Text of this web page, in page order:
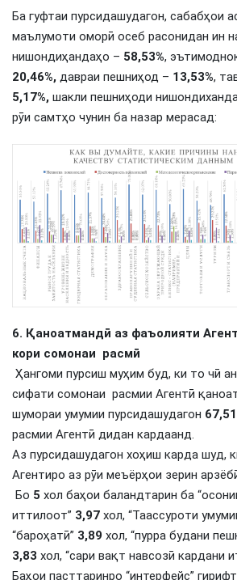
Ба гуфтаи пурсидашудагон, сабабҳои
маълумоти оморӣ осеб расонидан ин
нишондиҳандаҳо – 58,53%,
20,46%, давраи пешниҳод – 13,53%,
5,17%, шакли пешниҳоди
рӯи самтҳо чунин ба назар мерасад:
6. Қаноатмандӣ аз фаъолияти
кори сомонаи расмӣ
Ҳангоми пурсиш муҳим буд, ки то чӣ
сифати сомонаи расмии Агентӣ
шумораи умумии пурсидашудагон
расмии Агентӣ дидан кардаанд.
Аз пурсидашудагон хоҳиш карда шуд,
Агентиро аз рӯи меъёрҳои зерин
Бо 5 хол баҳои баландтарин ба
иттилоот” 3,97 хол, “Таассуроти
“бароҳатӣ” 3,89 хол, “пурра будани
3,83 хол, “сари вақт навсозӣ кардани
Баҳои пасттаринро “интерфейс”